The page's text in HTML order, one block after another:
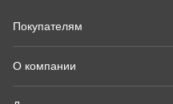
Покупателям
О компании